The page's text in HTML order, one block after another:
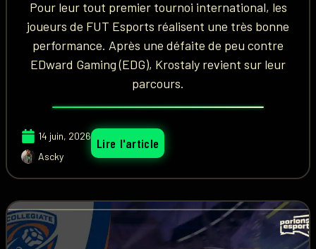
Pour leur tout premier tournoi international, les
joueurs de FUT Esports réalisent une très bonne
performance. Après une défaite de peu contre
EDward Gaming (EDG), Krostaly revient sur leur
parcours.
14 juin, 2026
Ascky
Lire l'article